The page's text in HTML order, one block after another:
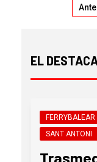
EL
FERRYBALEAR
SANT ANTONI